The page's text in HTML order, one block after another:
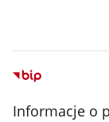
Informacje o